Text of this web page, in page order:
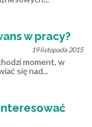
w pracy?
19 listopada 2015
moment, w
się nad...